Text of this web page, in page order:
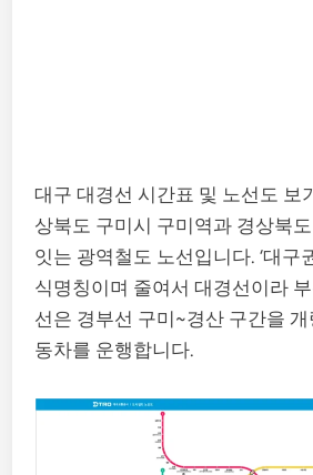
대구 대경선 시간표 및 노선도 보
상북도 구미시 구미역과 경상북
잇는 광역철도 노선입니다. ‘대구
식명칭이며 줄여서 대경선이라
선은 경부선 구미~경산 구간을
동차를 운행합니다.